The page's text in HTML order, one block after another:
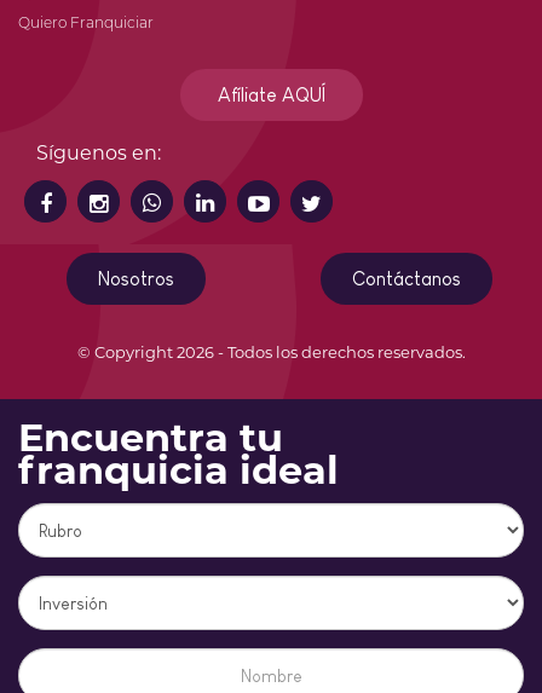
Quiero Franquiciar
Afíliate AQUÍ
Síguenos en:
Nosotros Contáctanos
© Copyright 2026 - Todos los derechos reservados.
Encuentra tu
franquicia ideal